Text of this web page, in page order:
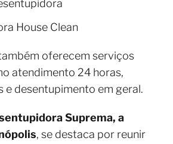
House Clean
oferecem serviços
atendimento 24 horas,
e desentupimento em geral.
Suprema, a
, se destaca por reunir